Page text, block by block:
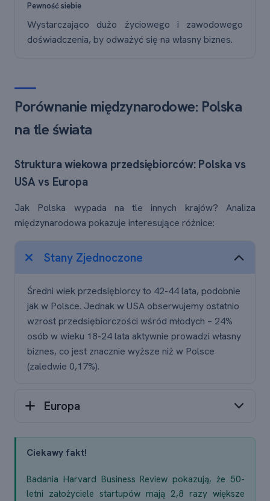
Pewność siebie
Wystarczająco dużo życiowego i zawodowego
doświadczenia, by odważyć się na własny biznes.
Porównanie międzynarodowe: Polska
na tle świata
Struktura wiekowa przedsiębiorców: Polska vs
USA vs Europa
Jak Polska wypada na tle innych krajów? Analiza
międzynarodowa pokazuje interesujące różnice:
Stany Zjednoczone
Średni wiek przedsiębiorcy to 42-44 lata, podobnie
jak w Polsce. Jednak w USA obserwujemy ostatnio
wzrost przedsiębiorczości wśród młodych – 24%
osób w wieku 18-24 lata aktywnie prowadzi własny
biznes, co jest znacznie wyższe niż w Polsce
(zaledwie 0,17%).
Europa
Ciekawy fakt!
Badania Harvard Business Review pokazują, że 50-
letni założyciele startupów mają 2,8 razy większe